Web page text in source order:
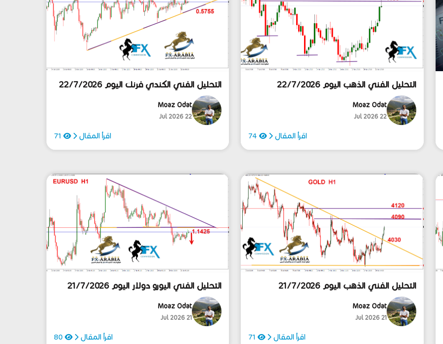
التحليل الفني الذهب اليوم 22/7/2026
Moaz Odat
22 Jul 2026
اقرأ المقال 74
التحليل الفني الكندي فرنك اليوم 22/7/2026
Moaz Odat
22 Jul 2026
اقرأ المقال 71
التحليل الفني الذهب اليوم 21/7/2026
Moaz Odat
21 Jul 2026
اقرأ المقال 71
التحليل الفني اليورو دولار اليوم 21/7/2026
Moaz Odat
21 Jul 2026
اقرأ المقال 80